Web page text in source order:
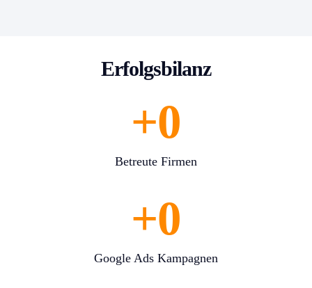
Erfolgsbilanz
Betreute Firmen
+0
Google Ads Kampagnen
+0